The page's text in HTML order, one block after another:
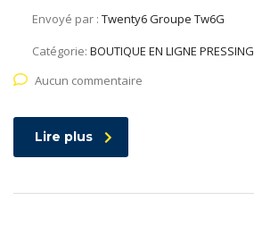
Envoyé par : Twenty6 Groupe Tw6G
Catégorie: BOUTIQUE EN LIGNE PRESSING
Aucun commentaire
Lire plus